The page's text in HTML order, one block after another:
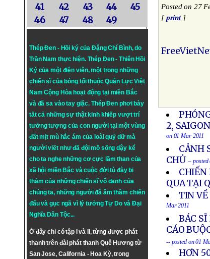
41
42 43 44
45
46
47 48 49
Thép Đen - Hồi ký của Đặng Chí Bình, do
Trần Nam thực hiện. Thép Đen- Thiên Hồi
Ký của một điện viên, một trong những
chiến sĩ của bóng tối thuộc Quân Lực Việt
Nam Cộng Hòa hoạt động tại miền Bắc
và đã sa vào tay giặc. Thép Đen phơi bày
tất cả những sự thật kinh khiếp vượt trí
tưởng tượng của con người tại một vùng
đất mịt mù hắc ám của loài quỷ dữ mà
người viết như đã đội mồ sống dậy kể
cho ta nghe những cơ cực lầm than của
xã hội miền Bắc và cuộc đời tù đày bi
thảm của những chiến sĩ vô danh của
chúng ta, những người đã âm thầm chiến
đấu và gục ngã vì lý tưởngTự DovàĐại
Nghĩa Dân Tộc...
Ở đây chỉ có tập I và II, từng được phát
thanh trên đài phát thanh Quê Hương từ
San Jose, California - Hoa Kỳ, trong
Posted on 27
[print]
2,
on 01 Mar 2011
CẢNH
CHỦ --
CHIẾN
QUA TẠI
TIN VỀ
Mar 2011
BÁC
CÁO
-- posted on 01
HƠN